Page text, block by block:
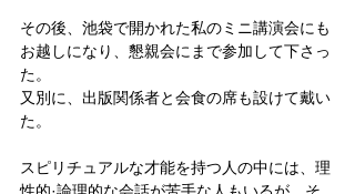
その後、池袋で開かれた私のミニ講演会にも
お越しになり、懇親会にまで参加して下さっ
た。
又別に、出版関係者と会食の席も設けて戴い
た。
スピリチュアルな才能を持つ人の中には、理
性的·論理的な会話が苦手な人もいるが、そ